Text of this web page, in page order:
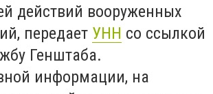
действий вооруженных
передает УНН со ссылкой
Генштаба.
информации, на